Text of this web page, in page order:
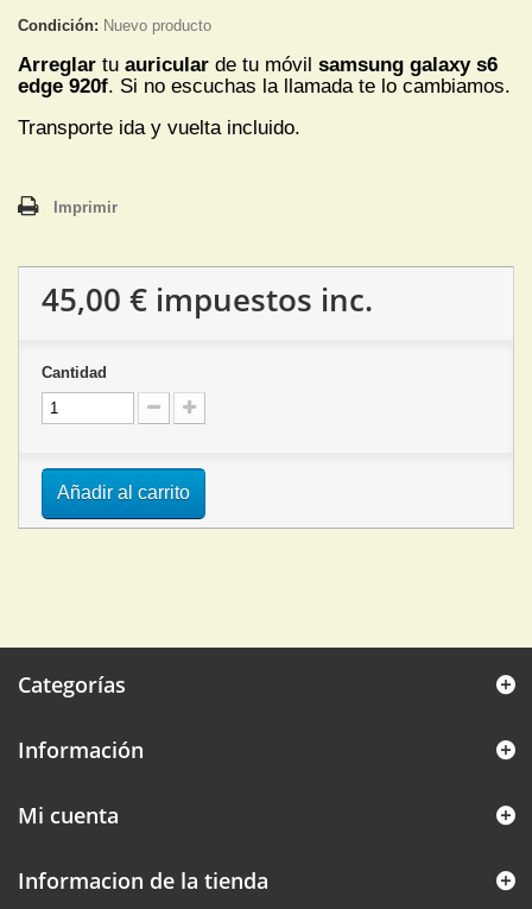
Condición: Nuevo producto
Arreglar tu auricular de tu móvil samsung galaxy s6
edge 920f. Si no escuchas la llamada te lo cambiamos.
Transporte ida y vuelta incluido.
Imprimir
45,00 € impuestos inc.
Cantidad
Añadir al carrito
Categorías
Información
Mi cuenta
Informacion de la tienda